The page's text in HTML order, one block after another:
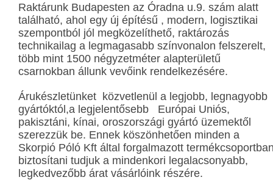
Raktárunk Budapesten az Óradna u.9. szám alatt
található, ahol egy új építésű , modern, logisztikai
szempontból jól megközelíthető, raktározás
technikailag a legmagasabb színvonalon felszerelt,
több mint 1500 négyzetméter alapterületű
csarnokban állunk vevőink rendelkezésére.
Árukészletünket közvetlenül a legjobb, legnagyobb
gyártóktól,a legjelentősebb Európai Uniós,
pakisztáni, kínai, oroszországi gyártó üzemektől
szerezzük be. Ennek köszönhetően minden a
Skorpió Póló Kft által forgalmazott
biztosítani tudjuk a mindenkori legalacsonyabb,
legkedvezőbb árat vásárlóink részére.